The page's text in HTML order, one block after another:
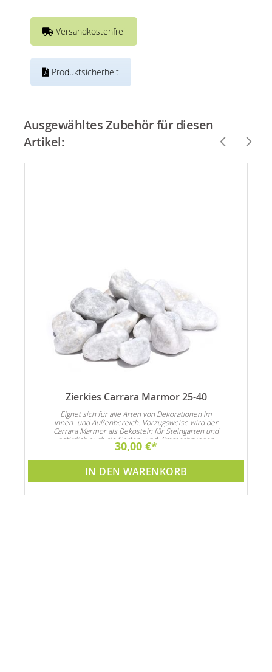
Versandkostenfrei
Produktsicherheit
Ausgewähltes Zubehör für diesen
Artikel:
Zierkies Carrara Marmor 25-40
Eignet sich für alle Arten von Dekorationen im
Innen- und Außenbereich. Vorzugsweise wird der
Carrara Marmor als Dekostein für Steingarten und
natürlich auch als Garten- und Zimmerbrunnen
Dekoration verwendet
30,00 €
IN DEN WARENKORB